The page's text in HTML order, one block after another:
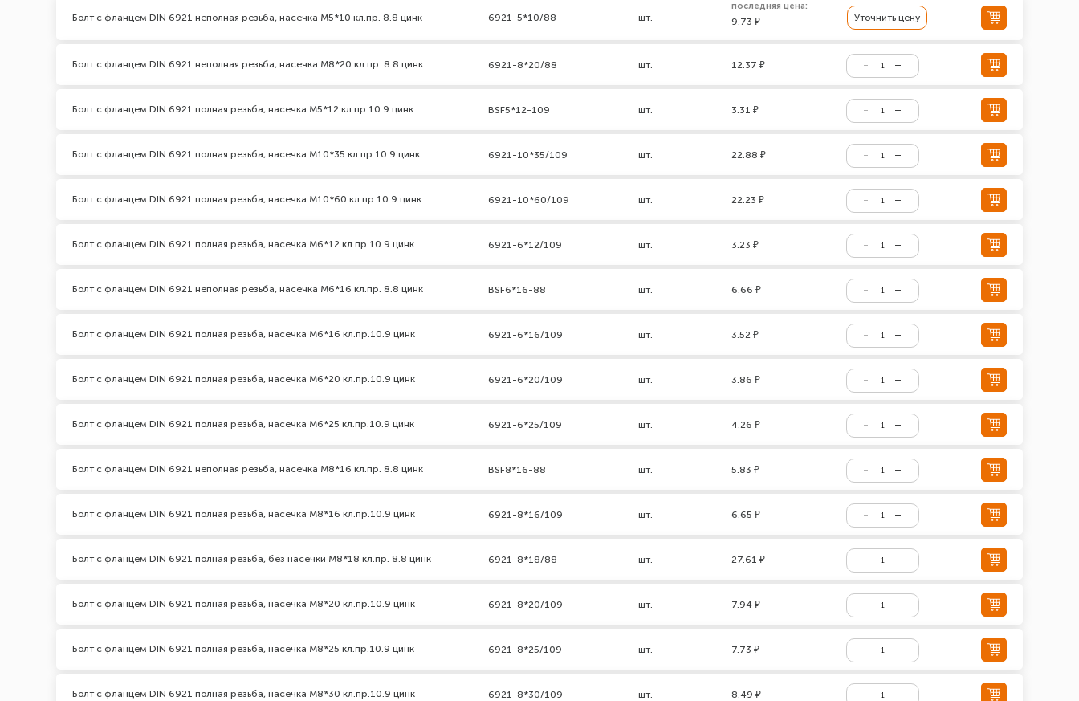
Болт с фланцем DIN 6921 неполная резьба, насечка М5*10 кл.пр. 8.8 цинк 6921-5*10/88 шт.
последняя цена:
9.73 ₽ Уточнить цену
Болт с фланцем DIN 6921 неполная резьба, насечка М8*20 кл.пр. 8.8 цинк 6921-8*20/88 шт. 12.37 ₽
Болт с фланцем DIN 6921 полная резьба, насечка М5*12 кл.пр.10.9 цинк BSF5*12-109 шт. 3.31 ₽
Болт с фланцем DIN 6921 полная резьба, насечка М10*35 кл.пр.10.9 цинк 6921-10*35/109 шт. 22.88 ₽
Болт с фланцем DIN 6921 полная резьба, насечка М10*60 кл.пр.10.9 цинк 6921-10*60/109 шт. 22.23 ₽
Болт с фланцем DIN 6921 полная резьба, насечка М6*12 кл.пр.10.9 цинк 6921-6*12/109 шт. 3.23 ₽
Болт с фланцем DIN 6921 неполная резьба, насечка М6*16 кл.пр. 8.8 цинк BSF6*16-88 шт. 6.66 ₽
Болт с фланцем DIN 6921 полная резьба, насечка М6*16 кл.пр.10.9 цинк 6921-6*16/109 шт. 3.52 ₽
Болт с фланцем DIN 6921 полная резьба, насечка М6*20 кл.пр.10.9 цинк 6921-6*20/109 шт. 3.86 ₽
Болт с фланцем DIN 6921 полная резьба, насечка М6*25 кл.пр.10.9 цинк 6921-6*25/109 шт. 4.26 ₽
Болт с фланцем DIN 6921 неполная резьба, насечка М8*16 кл.пр. 8.8 цинк BSF8*16-88 шт. 5.83 ₽
Болт с фланцем DIN 6921 полная резьба, насечка М8*16 кл.пр.10.9 цинк 6921-8*16/109 шт. 6.65 ₽
Болт с фланцем DIN 6921 полная резьба, без насечки М8*18 кл.пр. 8.8 цинк 6921-8*18/88 шт. 27.61 ₽
Болт с фланцем DIN 6921 полная резьба, насечка М8*20 кл.пр.10.9 цинк 6921-8*20/109 шт. 7.94 ₽
Болт с фланцем DIN 6921 полная резьба, насечка М8*25 кл.пр.10.9 цинк 6921-8*25/109 шт. 7.73 ₽
Болт с фланцем DIN 6921 полная резьба, насечка М8*30 кл.пр.10.9 цинк 6921-8*30/109 шт. 8.49 ₽